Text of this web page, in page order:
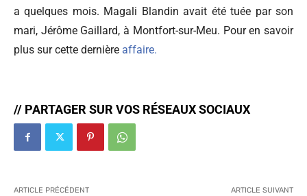
a quelques mois. Magali Blandin avait été tuée par son
mari, Jérôme Gaillard, à Montfort-sur-Meu. Pour en savoir
plus sur cette dernière affaire.
// PARTAGER SUR VOS RÉSEAUX SOCIAUX
ARTICLE PRÉCÉDENT ARTICLE SUIVANT